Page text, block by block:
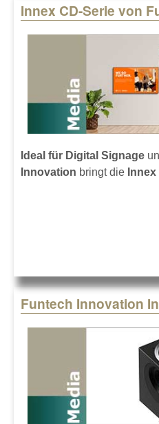
Innex CD-Serie von
Ideal für Digital Signage
Innovation bringt die
Funtech Innovation